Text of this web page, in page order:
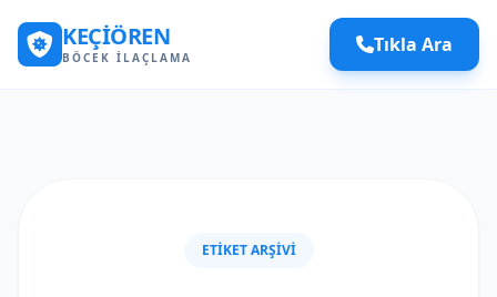
KEÇIÖREN
BÖCEK İLAÇLAMA
Tıkla Ara
ETIKET ARŞIVI